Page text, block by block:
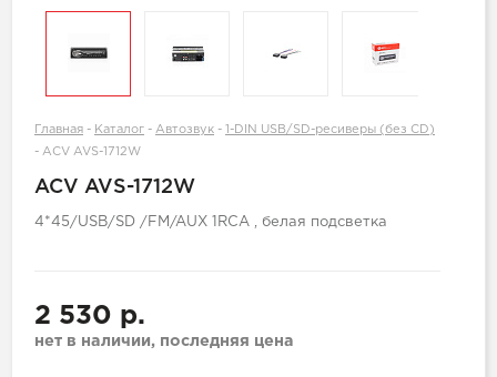
Главная - Каталог - Автозвук -
1-DIN USB/SD-ресиверы (без CD)
- ACV AVS-1712W
ACV AVS-1712W
4*45/USB/SD /FM/AUX 1RCA , белая подсветка
2 530 р.
нет в наличии, последняя цена